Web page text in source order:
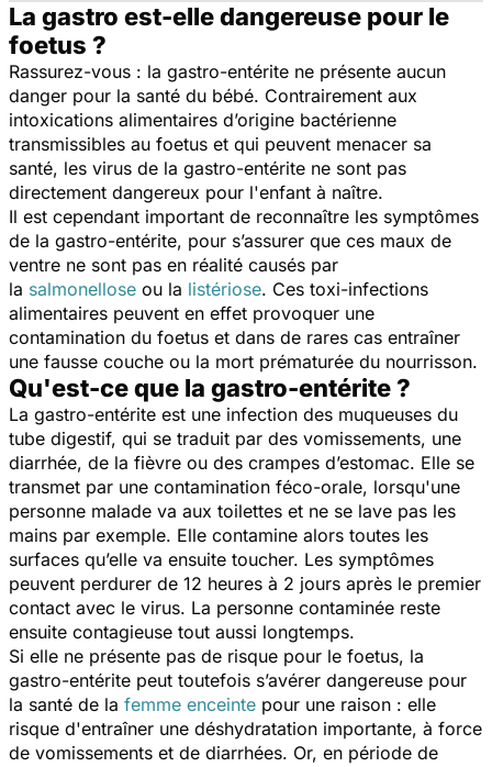
La gastro est-elle dangereuse pour le
foetus ?
Rassurez-vous : la gastro-entérite ne présente aucun
danger pour la santé du bébé. Contrairement aux
intoxications alimentaires d’origine bactérienne
transmissibles au foetus et qui peuvent menacer sa
santé, les virus de la gastro-entérite ne sont pas
directement dangereux pour l'enfant à naître.
Il est cependant important de reconnaître les symptômes
de la gastro-entérite, pour s’assurer que ces maux de
ventre ne sont pas en réalité causés par
la salmonellose ou la listériose. Ces toxi-infections
alimentaires peuvent en effet provoquer une
contamination du foetus et dans de rares cas entraîner
une fausse couche ou la mort prématurée du nourrisson.
Qu'est-ce que la gastro-entérite ?
La gastro-entérite est une infection des muqueuses du
tube digestif, qui se traduit par des vomissements, une
diarrhée, de la fièvre ou des crampes d’estomac. Elle se
transmet par une contamination féco-orale, lorsqu'une
personne malade va aux toilettes et ne se lave pas les
mains par exemple. Elle contamine alors toutes les
surfaces qu’elle va ensuite toucher. Les symptômes
peuvent perdurer de 12 heures à 2 jours après le premier
contact avec le virus. La personne contaminée reste
ensuite contagieuse tout aussi longtemps.
Si elle ne présente pas de risque pour le foetus, la
gastro-entérite peut toutefois s’avérer dangereuse pour
la santé de la femme enceinte pour une raison : elle
risque d'entraîner une déshydratation importante, à force
de vomissements et de diarrhées. Or, en période de